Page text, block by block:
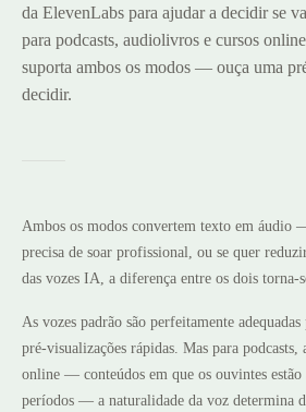
da ElevenLabs para ajudar a decidir se
para podcasts, audiolivros e cursos
suporta ambos os modos — ouça uma
decidir.
Ambos os modos convertem texto em áudio
precisa de soar profissional, ou se quer
das vozes IA, a diferença entre os dois torna-
As vozes padrão são perfeitamente
pré-visualizações rápidas. Mas para
online — conteúdos em que os ouvintes estão
períodos — a naturalidade da voz determina